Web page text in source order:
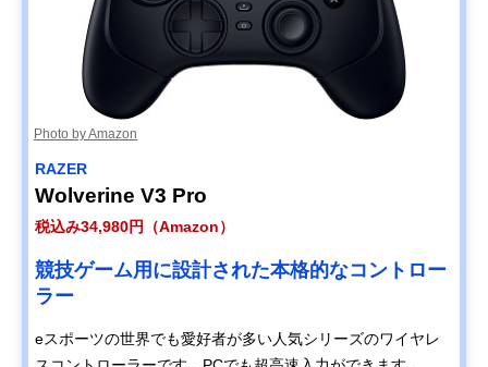
Photo by Amazon
RAZER
Wolverine V3 Pro
税込み34,980円（Amazon）
競技ゲーム用に設計された本格的なコントロー
ラー
eスポーツの世界でも愛好者が多い人気シリーズのワイヤレ